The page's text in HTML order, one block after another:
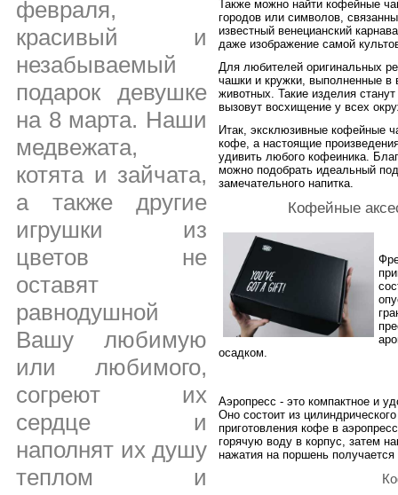
февраля,
красивый и
незабываемый
подарок девушке
на 8 марта. Наши
медвежата,
котята и зайчата,
а также другие
игрушки из
цветов не
оставят
равнодушной
Вашу любимую
или любимого,
согреют их
сердце и
наполнят их душу
теплом и
Также можно найти кофейные
городов или символов,
известный венецианский
даже изображение самой
Для любителей оригинальных
чашки и кружки, выполненные в
животных. Такие изделия
вызовут восхищение у всех
Итак, эксклюзивные кофейные
кофе, а настоящие
удивить любого кофеиника.
можно подобрать идеальный
замечательного напитка.
Кофейные
осадком.
Аэропресс - это компактное и
Оно состоит из
приготовления кофе в
горячую воду в корпус, затем
нажатия на поршень